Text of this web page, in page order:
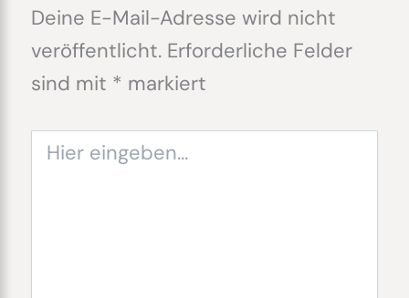
Deine E-Mail-Adresse wird nicht
veröffentlicht. Erforderliche Felder
sind mit * markiert
eingeben…